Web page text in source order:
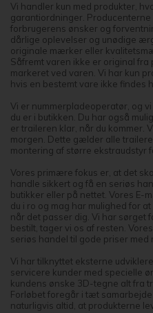
Vi handler kun med produkter,
garantiordninger.
forbrugerens ønsker og
dårlige oplevelser og unødige
originale mærker eller
Såfremt varen ikke er original
markeret ved varen. Vi har kun
hvis en bestemt vare ikke findes
Vi er nummerpladeoperatør, og
du er i butikken. Du har også
er traileren klar, når du kommer.
morgen. Dette gælder alle
montering af større ekstraudstyr
Vores primære fokus er, at det
handle sikkert og få en seriøs
butikker eller på nettet. Vores E-
du i ro og mag har mulighed for
når det passer dig. Vi har sørget
bestilt, tager vi os af resten.
seriøs handel til gode priser med
Vi har tilknyttet eksterne
servicere kunder med specielle
kundens ønske 3D-tegne alt fra
Forløbet foregår i tæt
naturligvis altid, at produkterne